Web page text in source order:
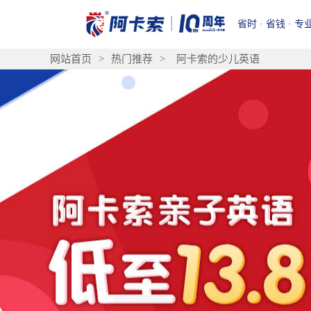
省时 · 省钱 · 专
网站首页 > 热门推荐 > 阿卡索的少儿英语